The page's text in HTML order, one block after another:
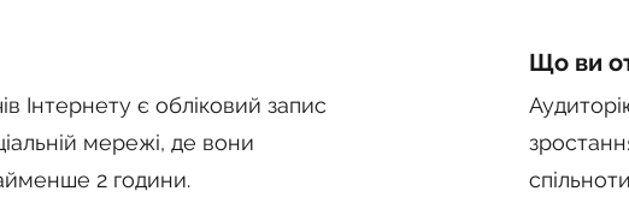
Інтернету є обліковий запис
мережі, де вони
2 години.
Що ви